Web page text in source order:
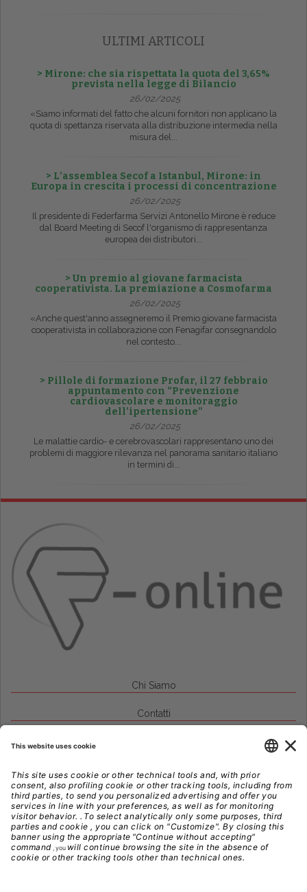
ULTIMI ARTICOLI
> Mirone: che sia rispettata la quota del 3,65%
prevista nella legge di Bilancio
26/02/2025
«Siamo informati del fatto che alcuni fornitori non applicano la
quota di spettanza riservata alla distribuzione intermedia nella
misura del...
> L’assemblea Secof a Istanbul, Mirone: in
Europa in crescita i processi di concentrazione
26/02/2025
Il presidente di Federfarma Servizi Antonello Mirone è reduce
dal Board Meeting di Secof l'organismo di rappresentanza
europea dei distributori...
> Un premio al giovane farmacista
cooperativista. La premiazione a Cosmofarma
26/02/2025
«Anche quest'anno assegneremo il Premio giovane farmacista
cooperativista in collaborazione con Fenagifar consegnandolo
nel contesto...
> Pillole di formazione Profar, il 27 febbraio
appuntamento con “Prevenzione
cardiovascolare e monitoraggio
dell’ipertensione”
26/02/2025
Le malattie cardio- e cerebrovascolari rappresentano uno dei
problemi di maggiore rilevanza nel panorama sanitario italiano
in termini di...
Chi Siamo
Contatti
Note Legali
Privacy
Gestione Cookie